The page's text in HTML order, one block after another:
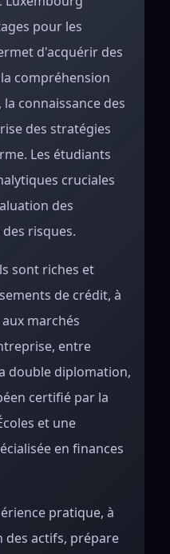
pour les
d'acquérir des
compréhension
connaissance des
des stratégies
Les étudiants
cruciales
des
risques.
sont riches et
de crédit, à
marchés
entre
double diplomation,
certifié par la
et une
en finances
pratique, à
des actifs, prépare